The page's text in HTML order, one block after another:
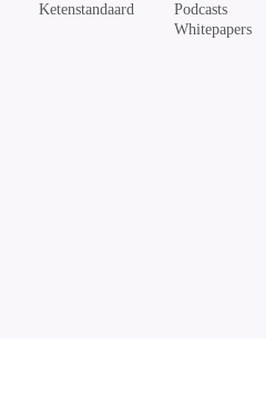
Ketenstandaard
Podcasts
Whitepapers